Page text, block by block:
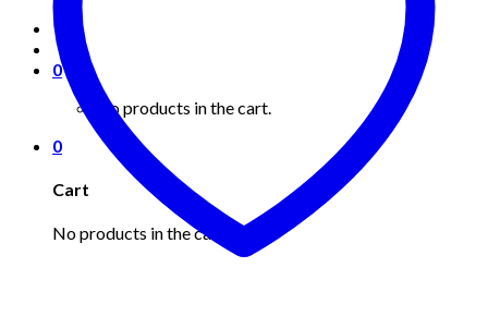
0
No products in the cart.
0
Cart
No products in the cart.